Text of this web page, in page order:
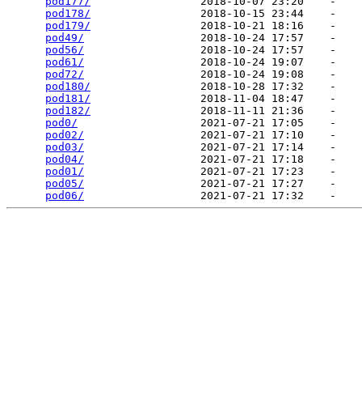
pod178/
                 2018-10-15 23:44    -
pod179/
                 2018-10-21 18:16    -
pod49/
                  2018-10-24 17:57    -
pod56/
                  2018-10-24 17:57    -
pod61/
                  2018-10-24 19:07    -
pod72/
                  2018-10-24 19:08    -
pod180/
                 2018-10-28 17:32    -
pod181/
                 2018-11-04 18:47    -
pod182/
                 2018-11-11 21:36    -
pod0/
                   2021-07-21 17:05    -
pod02/
                  2021-07-21 17:10    -
pod03/
                  2021-07-21 17:14    -
pod04/
                  2021-07-21 17:18    -
pod01/
                  2021-07-21 17:23    -
pod05/
                  2021-07-21 17:27    -
pod06/